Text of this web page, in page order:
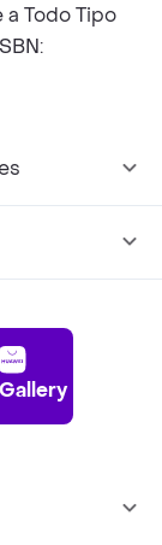
Todo Tipo